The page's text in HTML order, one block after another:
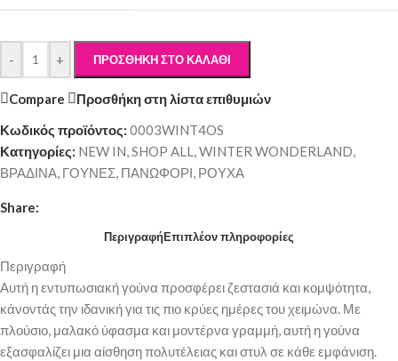
- + ΠΡΟΣΘΉΚΗ ΣΤΟ ΚΑΛΆΘΙ
Compare
Προσθήκη στη λίστα επιθυμιών
Κωδικός προϊόντος: 0003WINT4OS
Κατηγορίες: NEW IN,SHOP ALL,WINTER WONDERLAND,
ΒΡΑΔΙΝΑ, ΓΟΥΝΕΣ, ΠΑΝΩΦΟΡΙ, ΡΟΥΧΑ
Share:
ΠεριγραφήΕπιπλέον πληροφορίες
Περιγραφή
Αυτή η εντυπωσιακή γούνα προσφέρει ζεστασιά και κομψότητα,
κάνοντάς την ιδανική για τις πιο κρύες ημέρες του χειμώνα. Με
πλούσιο, μαλακό ύφασμα και μοντέρνα γραμμή, αυτή η γούνα
εξασφαλίζει μια αίσθηση πολυτέλειας και στυλ σε κάθε εμφάνιση.